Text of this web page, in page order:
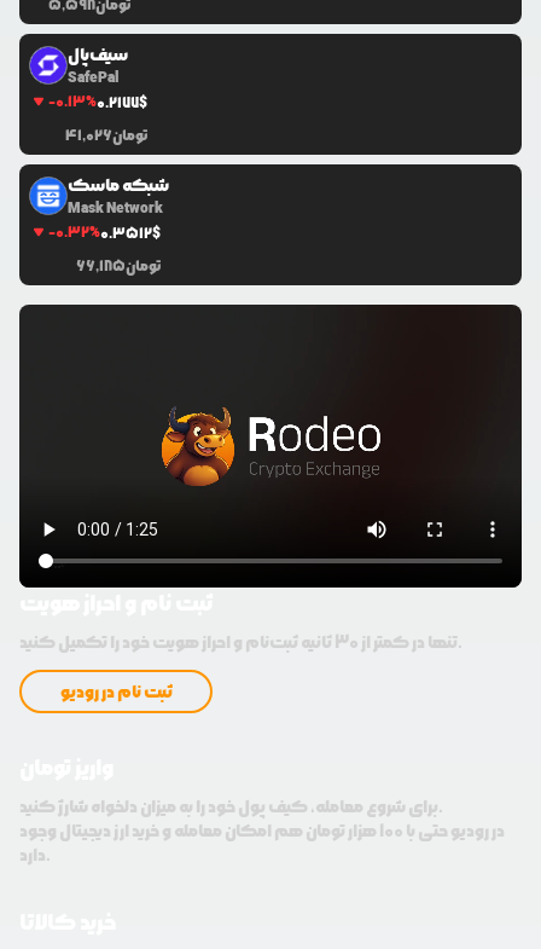
5,598تومان
سیف‌پال
SafePal
-0.13%0.2177$
41,026تومان
شبکه ماسک
Mask Network
-0.32%0.3512$
66,185تومان
تنها در کمتر از 30 ثانیه ثبت‌نام و احراز هویت خود را تکمیل کنید.
ثبت نام در رودیو
برای شروع معامله، کیف پول خود را به میزان دلخواه شارژ کنید.
در رودیو حتی با 100 هزار تومان هم امکان معامله و خرید ارز دیجیتال وجود
دارد.